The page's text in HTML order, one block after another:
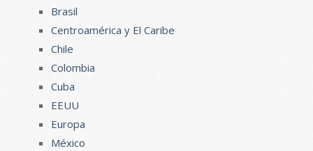
Brasil
Centroamérica y El Caribe
Chile
Colombia
Cuba
EEUU
Europa
México